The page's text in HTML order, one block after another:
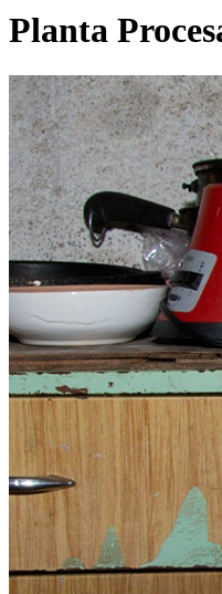
Planta